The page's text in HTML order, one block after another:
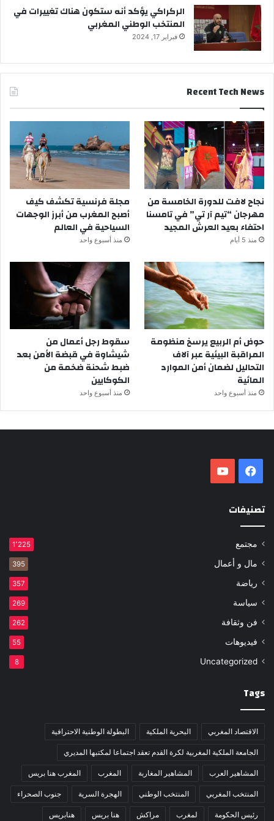
الركراكي يؤكد أنه ستكون هناك تغييرات في
المنتخب الوطني المغربي
فبراير 17, 2024
Recent Tech News
نجاح لافت للدورة الخامسة من
مهرجان “تيم آر تي” في تامسنا
احتفاء بعيد العرش المجيد
منذ 5 أيام
مجلة فرنسية تكشف كيف
أصبح المغرب من أبرز الوجهات
السياحية في العالم
منذ أسبوع واحد
حوض أم الربيع يرسخ منظومة
المراقبة البيئية عبر آلاف
التحاليل لضمان أمن الموارد
المائية
منذ أسبوع واحد
سقوط رجل أعمال من
شيشاوة في قبضة الأمن بعد
ضبط شحنة ضخمة من
الكوكايين
منذ أسبوع واحد
فيسبوك
تصنيفات
مجتمع 1٬225
مال و أعمال 395
رياضة 357
سياسة 269
فن وثقافة 262
فيديوهات 55
Uncategorized
8
Tags
الاقتصاد المغربي البحرية الملكية البطولة الوطنية الاحترافية
الجامعة الملكية المغربية لكرة القدم تعقد اجتماعا لمكتبها المديري
المشاهير العرب المشاهير المغاربة المغرب المغرب هنا بريس
المنتخب المغربي المنتخب الوطني الهجرة السرية جنوب الصحراء
رئيس الحكومة لمغرب مراكش هنا بريس هنابريس